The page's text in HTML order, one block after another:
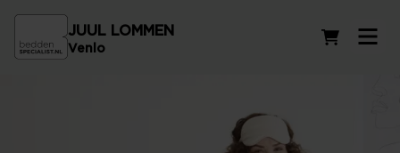
JUUL LOMMEN
Venlo